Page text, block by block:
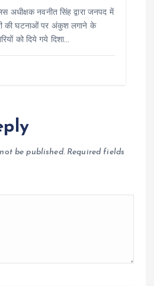
अधीक्षक नवनीत सिंह द्वारा जनपद में
की घटनाओं पर अंकुश लगाने के
को दिये गये दिशा…
be published. Required fields